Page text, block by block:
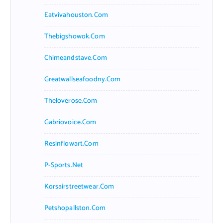
Eatvivahouston.com
Thebigshowok.com
Chimeandstave.com
Greatwallseafoodny.com
Theloverose.com
Gabriovoice.com
Resinflowart.com
P-Sports.net
Korsairstreetwear.com
Petshopallston.com